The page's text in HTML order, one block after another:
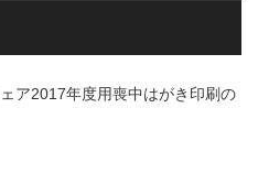
ア2017年度用喪中はがき印刷の